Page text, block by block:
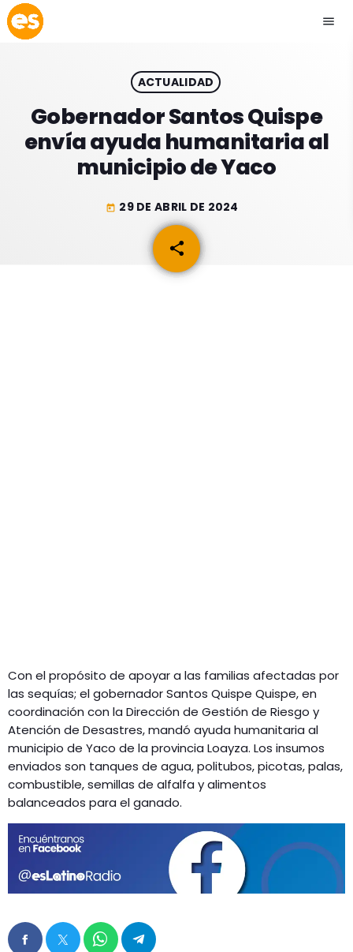
menu
play_arrow EMISIÓN LA PAZ
play_arrow EMISIÓN COCHABAMBA
ACTUALIDAD
Gobernador Santos Quispe
envía ayuda humanitaria al
municipio de Yaco
today 29 DE ABRIL DE 2024
share
email
Con el propósito de apoyar a las familias afectadas por
las sequías; el gobernador Santos Quispe Quispe, en
coordinación con la Dirección de Gestión de Riesgo y
Atención de Desastres, mandó ayuda humanitaria al
municipio de Yaco de la provincia Loayza. Los insumos
enviados son tanques de agua, politubos, picotas, palas,
combustible, semillas de alfalfa y alimentos
balanceados para el ganado.